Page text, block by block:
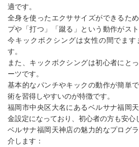
適です。
全身を使ったエクササイズができるた
プや「打つ」「蹴る」という動作がス
今キックボクシングは女性の間でます
す。
また、キックボクシングは初心者にと
ーツです。
基本的なパンチやキックの動作が簡単
術を習得しやすいのが特徴です。
福岡市中央区大名にあるベルサナ福岡
金設定になっており、初心者の方も安心
ベルサナ福岡天神店の魅力的なプログ
介します：